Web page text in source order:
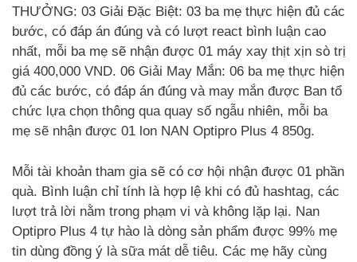
THƯỞNG: 03 Giải Đặc Biệt: 03 ba mẹ thực hiện đủ các
bước, có đáp án đúng và có lượt react bình luận cao
nhất, mỗi ba mẹ sẽ nhận được 01 máy xay thịt xịn sò trị
giá 400,000 VND. 06 Giải May Mắn: 06 ba mẹ thực hiện
đủ các bước, có đáp án đúng và may mắn được Ban tổ
chức lựa chọn thông qua quay số ngẫu nhiên, mỗi ba
mẹ sẽ nhận được 01 lon NAN Optipro Plus 4 850g.
Mỗi tài khoản tham gia sẽ có cơ hội nhận được 01 phần
quà. Bình luận chỉ tính là hợp lệ khi có đủ hashtag, các
lượt trả lời nằm trong phạm vi và không lặp lại. Nan
Optipro Plus 4 tự hào là dòng sản phẩm được 99% mẹ
tin dùng đồng ý là sữa mát dễ tiêu. Các mẹ hãy cùng